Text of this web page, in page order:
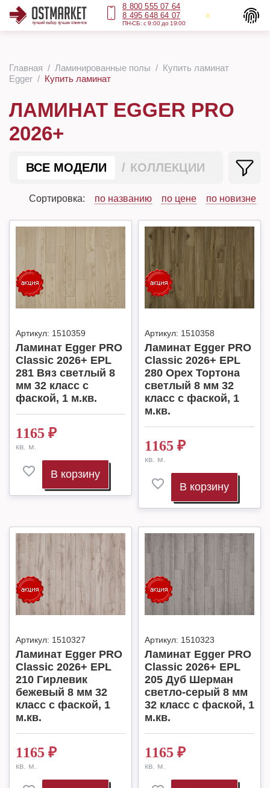
8 800 555 07 64
8 495 648 64 07
ПН-СБ: с 9:00 до 19:00
Главная Ламинированные полы
Купить ламинат
Egger
Купить ламинат
ЛАМИНАТ EGGER PRO
2026+
ВСЕ МОДЕЛИ КОЛЛЕКЦИИ
Сортировка: по названию по цене по новизне
Артикул: 1510359
Ламинат Egger PRO
Classic 2026+ EPL
281 Вяз светлый 8
мм 32 класс с
фаской, 1 м.кв.
1165 ₽
кв. м.
В корзину
Артикул: 1510358
Ламинат Egger PRO
Classic 2026+ EPL
280 Орех Тортона
светлый 8 мм 32
класс с фаской, 1
м.кв.
1165 ₽
кв. м.
В корзину
Артикул: 1510327
Ламинат Egger PRO
Classic 2026+ EPL
210 Гирлевик
бежевый 8 мм 32
класс с фаской, 1
м.кв.
1165 ₽
кв. м.
Артикул: 1510323
Ламинат Egger PRO
Classic 2026+ EPL
205 Дуб Шерман
светло-серый 8 мм
32 класс с фаской, 1
м.кв.
1165 ₽
кв. м.